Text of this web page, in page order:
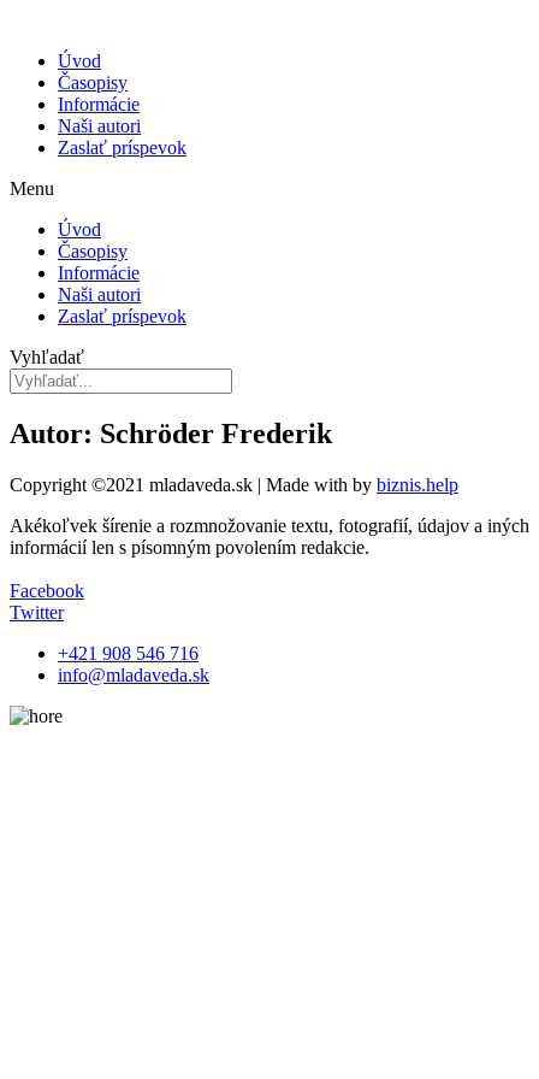
Úvod
Časopisy
Informácie
Naši autori
Zaslať príspevok
Menu
Úvod
Časopisy
Informácie
Naši autori
Zaslať príspevok
Vyhľadať
Autor: Schröder Frederik
Copyright ©2021 mladaveda.sk | Made with by biznis.help
Akékoľvek šírenie a rozmnožovanie textu, fotografií, údajov a iných
informácií len s písomným povolením redakcie.
Facebook
Twitter
+421 908 546 716
info@mladaveda.sk